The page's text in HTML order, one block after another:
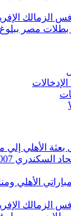
الزمالك
مصر ببلوغ
الأهلي إلي
الأهلي
الزمالك